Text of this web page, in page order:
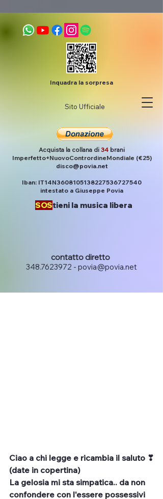
Inquadra la sorpresa
Sito Ufficiale
Acquista la collana di 34 brani
Imperfetto+NuovoContrordineMondiale (€25)
disco@povia.net
Iban: IT14N3608105138227536727540
intestato a Giuseppe Povia
SOStieni la musica libera
contatto diretto
348.7623972 - povia@povia.net
Ciao a chi legge e ricambia il saluto ❣
(date in copertina)
La gelosia mi sta simpatica.. da non
confondere con l'essere possessivi